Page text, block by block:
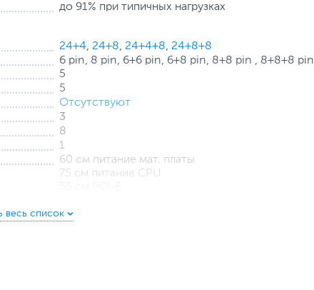
до 91% при типичных нагрузках
24+4, 24+8, 24+4+8, 24+8+8
6 pin, 8 pin, 6+6 pin, 6+8 pin, 8+8 pin , 8+8+8 pin
5
5
Отсутствуют
3
8
1
60 см питание мат. платы
75 см питание CPU
60 + 15 + 15 + 15 см Molex